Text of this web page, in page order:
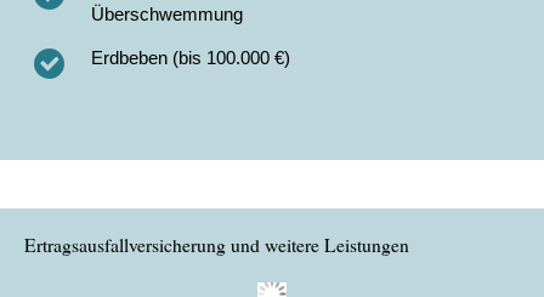
Überschwemmung
Erdbeben (bis 100.000 €)
Ertragsausfallversicherung und weitere Leistungen